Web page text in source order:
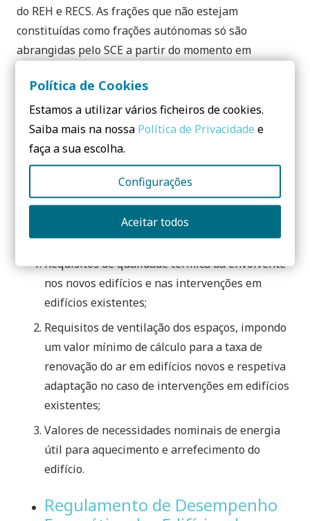
do REH e RECS. As frações que não estejam
constituídas como frações autónomas só são
abrangidas pelo SCE a partir do momento em
Regulamento do Desempenho
Energético Dos Edifícios De
Habitação (REH)
O REH – Assume posição de destaque, o
comportamento térmico e a eficiência dos sistemas
destes objetivos o Regulamento estabelece:
Requisitos de qualidade térmica da envolvente
nos novos edifícios e nas intervenções em
edifícios existentes;
Requisitos de ventilação dos espaços, impondo
um valor mínimo de cálculo para a taxa de
renovação do ar em edifícios novos e respetiva
adaptação no caso de intervenções em edifícios
existentes;
Valores de necessidades nominais de energia
útil para aquecimento e arrefecimento do
edifício.
Regulamento de Desempenho
Política de Cookies
Estamos a utilizar vários ficheiros de cookies.
Saiba mais na nossa Política de Privacidade e
faça a sua escolha.
Configurações
Aceitar todos